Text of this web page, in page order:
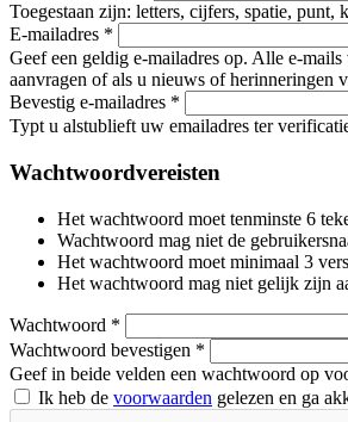
Toegestaan zijn: letters, cijfers, spatie, punt,
E-mailadres *
Geef een geldig e-mailadres op. Alle e-
aanvragen of als u nieuws of herinneringen
Bevestig e-mailadres *
Typt u alstublieft uw emailadres ter
Wachtwoordvereisten
Het wachtwoord moet tenminste 6
Wachtwoord mag niet de
Het wachtwoord moet minimaal 3
Het wachtwoord mag niet gelijk zijn
Wachtwoord *
Wachtwoord bevestigen *
Geef in beide velden een wachtwoord op
Ik heb de voorwaarden gelezen en ga